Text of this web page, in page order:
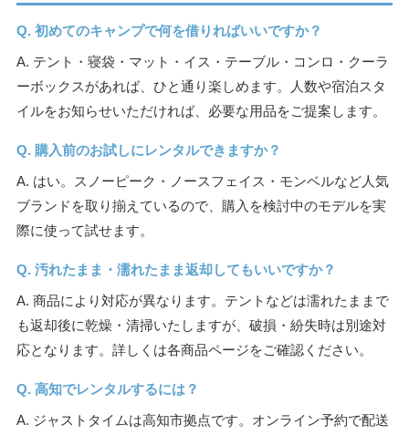
Q. 初めてのキャンプで何を借りればいいですか？
A. テント・寝袋・マット・イス・テーブル・コンロ・クーラ
ーボックスがあれば、ひと通り楽しめます。人数や宿泊スタ
イルをお知らせいただければ、必要な用品をご提案します。
Q. 購入前のお試しにレンタルできますか？
A. はい。スノーピーク・ノースフェイス・モンベルなど人気
ブランドを取り揃えているので、購入を検討中のモデルを実
際に使って試せます。
Q. 汚れたまま・濡れたまま返却してもいいですか？
A. 商品により対応が異なります。テントなどは濡れたままで
も返却後に乾燥・清掃いたしますが、破損・紛失時は別途対
応となります。詳しくは各商品ページをご確認ください。
Q. 高知でレンタルするには？
A. ジャストタイムは高知市拠点です。オンライン予約で配送